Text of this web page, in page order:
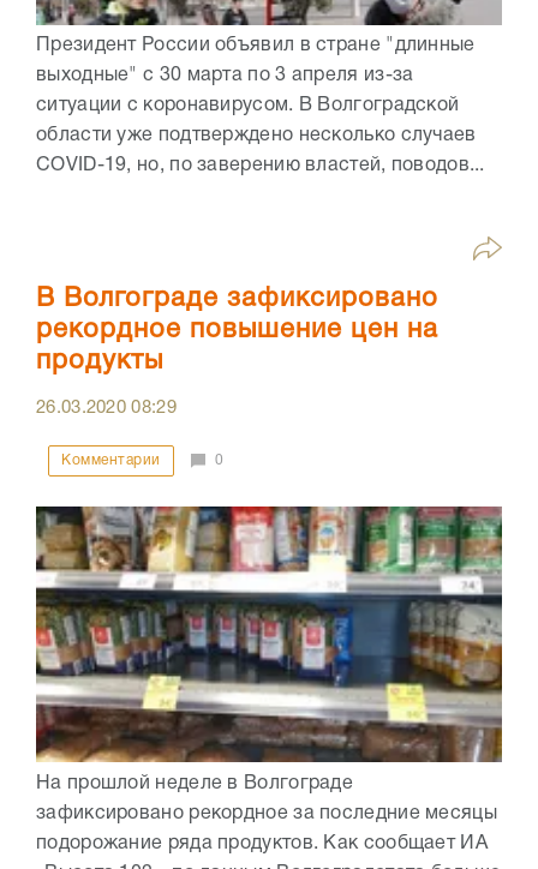
Президент России объявил в стране "длинные
выходные" с 30 марта по 3 апреля из-за
ситуации с коронавирусом. В Волгоградской
области уже подтверждено несколько случаев
COVID-19, но, по заверению властей, поводов...
В Волгограде зафиксировано
рекордное повышение цен на
продукты
26.03.202008:29
Комментарии 0
На прошлой неделе в Волгограде
зафиксировано рекордное за последние месяцы
подорожание ряда продуктов. Как сообщает ИА